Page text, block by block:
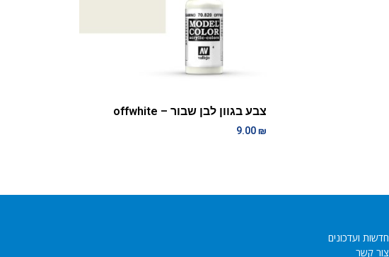
צבע בגוון לבן שבור – offwhite
9.00₪
חדשות ועדכונים
צור קשר